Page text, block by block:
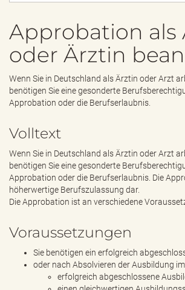
Approbation als
oder Ärztin
Wenn Sie in Deutschland als Ärztin oder Arzt
benötigen Sie eine gesonderte
Approbation oder die Berufserlaubnis.
Volltext
Wenn Sie in Deutschland als Ärztin oder Arzt
benötigen Sie eine gesonderte
Approbation oder die Berufserlaubnis. Die
höherwertige Berufszulassung dar.
Die Approbation ist an verschiedene
Voraussetzungen
Sie benötigen ein erfolgreich
oder nach Absolvieren der Ausbildung
erfolgreich abgeschlossene